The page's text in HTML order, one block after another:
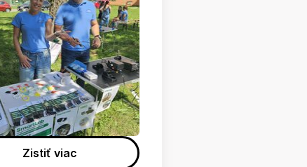
Zistiť viac